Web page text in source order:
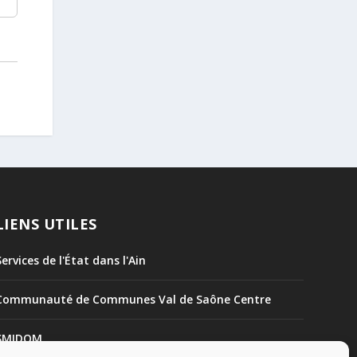
UTILES
de l'État dans l'Ain
de Communes Val de Saône Centre